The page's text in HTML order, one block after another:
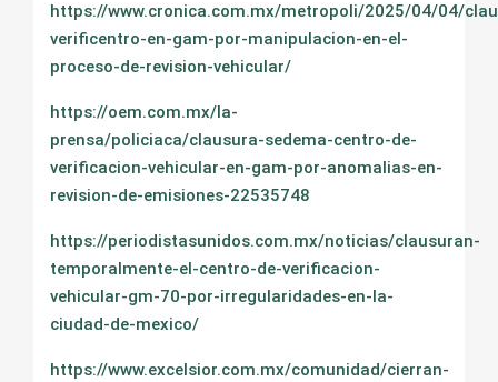
https://www.cronica.com.mx/metropoli/2025/04/04/
verificentro-en-gam-por-manipulacion-en-el-
proceso-de-revision-vehicular/
https://oem.com.mx/la-
prensa/policiaca/clausura-sedema-centro-de-
verificacion-vehicular-en-gam-por-anomalias-en-
revision-de-emisiones-22535748
https://periodistasunidos.com.mx/noticias/clausuran-
temporalmente-el-centro-de-verificacion-
vehicular-gm-70-por-irregularidades-en-la-
ciudad-de-mexico/
https://www.excelsior.com.mx/comunidad/cierran-